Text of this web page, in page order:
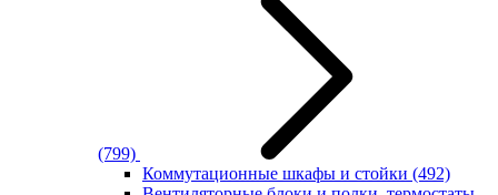
(799)
Коммутационные шкафы и стойки (492)